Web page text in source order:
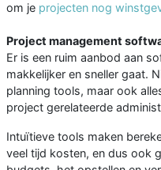
om je projecten nog
Project management
Er is een ruim aanbod aan
makkelijker en sneller gaat.
planning tools, maar ook
project gerelateerde
Intuïtieve tools maken
veel tijd kosten, en dus ook